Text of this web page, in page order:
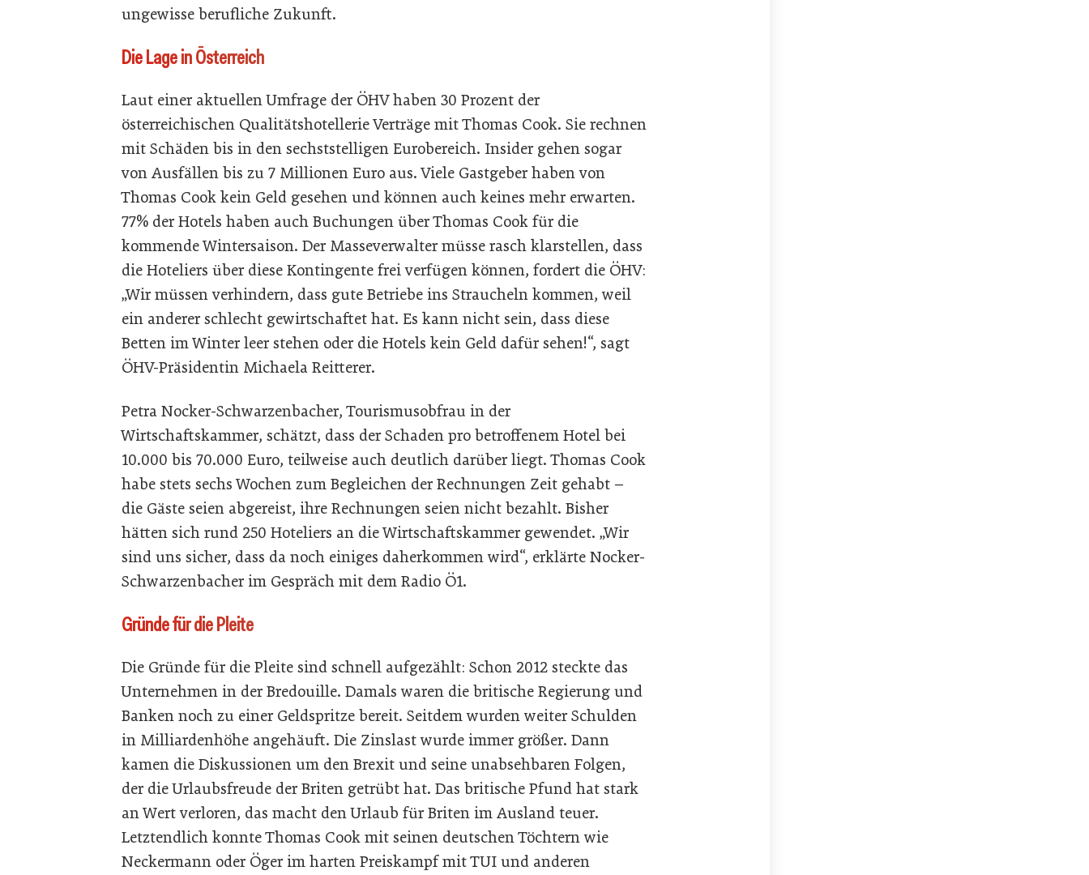
ungewisse berufliche Zukunft.
Die Lage in Österreich
Laut einer aktuellen Umfrage der ÖHV haben 30 Prozent der
österreichischen Qualitätshotellerie Verträge mit Thomas Cook. Sie rechnen
mit Schäden bis in den sechststelligen Eurobereich. Insider gehen sogar
von Ausfällen bis zu 7 Millionen Euro aus. Viele Gastgeber haben von
Thomas Cook kein Geld gesehen und können auch keines mehr erwarten.
77% der Hotels haben auch Buchungen über Thomas Cook für die
kommende Wintersaison. Der Masseverwalter müsse rasch klarstellen, dass
die Hoteliers über diese Kontingente frei verfügen können, fordert die ÖHV:
„Wir müssen verhindern, dass gute Betriebe ins Straucheln kommen, weil
ein anderer schlecht gewirtschaftet hat. Es kann nicht sein, dass diese
Betten im Winter leer stehen oder die Hotels kein Geld dafür sehen!“, sagt
ÖHV-Präsidentin Michaela Reitterer.
Petra Nocker-Schwarzenbacher, Tourismusobfrau in der
Wirtschaftskammer, schätzt, dass der Schaden pro betroffenem Hotel bei
10.000 bis 70.000 Euro, teilweise auch deutlich darüber liegt. Thomas Cook
habe stets sechs Wochen zum Begleichen der Rechnungen Zeit gehabt –
die Gäste seien abgereist, ihre Rechnungen seien nicht bezahlt. Bisher
hätten sich rund 250 Hoteliers an die Wirtschaftskammer gewendet. „Wir
sind uns sicher, dass da noch einiges daherkommen wird“, erklärte Nocker-
Schwarzenbacher im Gespräch mit dem Radio Ö1.
Gründe für die Pleite
Die Gründe für die Pleite sind schnell aufgezählt: Schon 2012 steckte das
Unternehmen in der Bredouille. Damals waren die britische Regierung und
Banken noch zu einer Geldspritze bereit. Seitdem wurden weiter Schulden
in Milliardenhöhe angehäuft. Die Zinslast wurde immer größer. Dann
kamen die Diskussionen um den Brexit und seine unabsehbaren Folgen,
der die Urlaubsfreude der Briten getrübt hat. Das britische Pfund hat stark
an Wert verloren, das macht den Urlaub für Briten im Ausland teuer.
Letztendlich konnte Thomas Cook mit seinen deutschen Töchtern wie
Neckermann oder Öger im harten Preiskampf mit TUI und anderen